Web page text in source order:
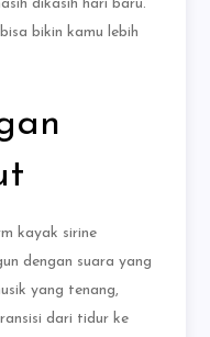
dikasih hari baru.
bikin kamu lebih
kayak sirine
dengan suara yang
yang tenang,
dari tidur ke